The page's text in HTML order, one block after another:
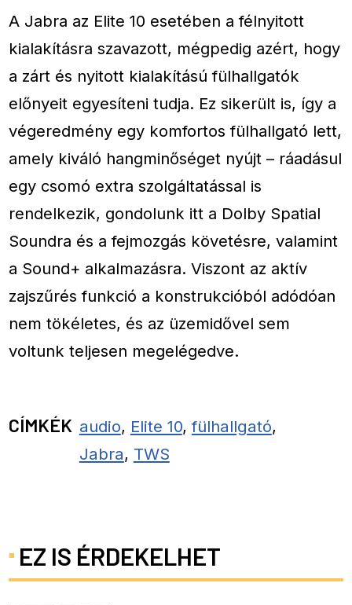
A Jabra az Elite 10 esetében a félnyitott
kialakításra szavazott, mégpedig azért, hogy
a zárt és nyitott kialakítású fülhallgatók
előnyeit egyesíteni tudja. Ez sikerült is, így a
végeredmény egy komfortos fülhallgató lett,
amely kiváló hangminőséget nyújt – ráadásul
egy csomó extra szolgáltatással is
rendelkezik, gondolunk itt a Dolby Spatial
Soundra és a fejmozgás követésre, valamint
a Sound+ alkalmazásra. Viszont az aktív
zajszűrés funkció a konstrukcióból adódóan
nem tökéletes, és az üzemidővel sem
voltunk teljesen megelégedve.
CÍMKÉK audio, Elite 10,fülhallgató,
Jabra, TWS
EZ IS ÉRDEKELHET